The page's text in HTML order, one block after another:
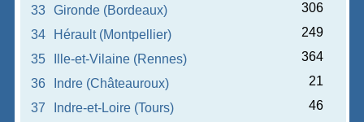
33
Gironde (Bordeaux)
306
34
Hérault (Montpellier)
249
35
Ille-et-Vilaine (Rennes)
364
36
Indre (Châteauroux)
21
37
Indre-et-Loire (Tours)
46